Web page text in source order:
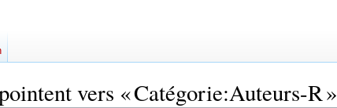
vers « Catégorie:Auteurs-R »